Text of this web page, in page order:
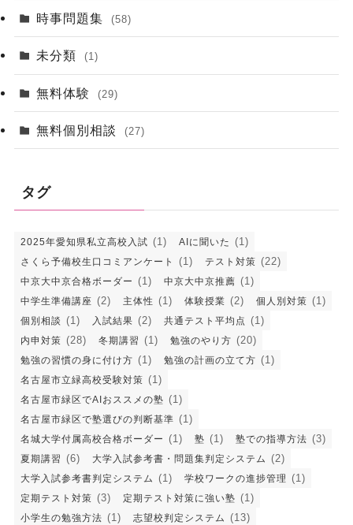
時事問題集 (58)
未分類 (1)
無料体験 (29)
無料個別相談 (27)
タグ
2025年愛知県私立高校入試 (1) AIに聞いた (1)
さくら予備校生口コミアンケート (1) テスト対策 (22)
中京大中京合格ボーダー (1) 中京大中京推薦 (1)
中学生準備講座 (2) 主体性 (1) 体験授業 (2) 個人別対策 (1)
個別相談 (1) 入試結果 (2) 共通テスト平均点 (1)
内申対策 (28) 冬期講習 (1) 勉強のやり方 (20)
勉強の習慣の身に付け方 (1) 勉強の計画の立て方 (1)
名古屋市立緑高校受験対策 (1)
名古屋市緑区でAIおススメの塾 (1)
名古屋市緑区で塾選びの判断基準 (1)
名城大学付属高校合格ボーダー (1) 塾 (1) 塾での指導方法 (3)
夏期講習 (6) 大学入試参考書・問題集判定システム (2)
大学入試参考書判定システム (1) 学校ワークの進捗管理 (1)
定期テスト対策 (3) 定期テスト対策に強い塾 (1)
小学生の勉強方法 (1) 志望校判定システム (13)